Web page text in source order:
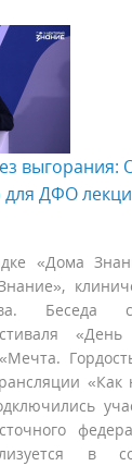
выгорания:
для ДФО
«Дома
Беседа
«Как
в